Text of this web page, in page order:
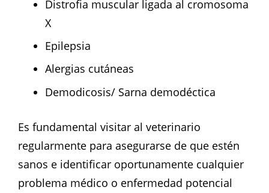
Distrofia muscular ligada al cromosoma
X
Epilepsia
Alergias cutáneas
Demodicosis/ Sarna demodéctica
Es fundamental visitar al veterinario
regularmente para asegurarse de que estén
sanos e identificar oportunamente cualquier
problema médico o enfermedad potencial